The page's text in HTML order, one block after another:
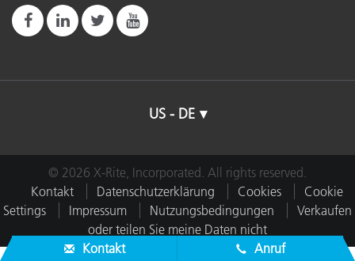
US - DE
© 2026 X-Rite, Incorporated. All rights reserved.
Kontakt
Datenschutzerklärung Cookies
Cookie
Settings
Impressum Nutzungsbedingungen
Verkaufen
oder teilen Sie meine Daten nicht
Kontakt
Anruf